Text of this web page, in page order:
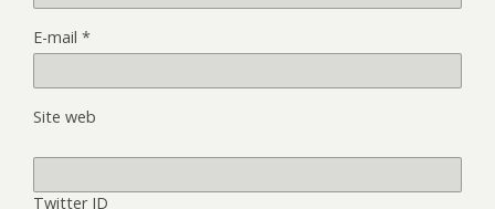
E-mail *
Site web
Twitter ID